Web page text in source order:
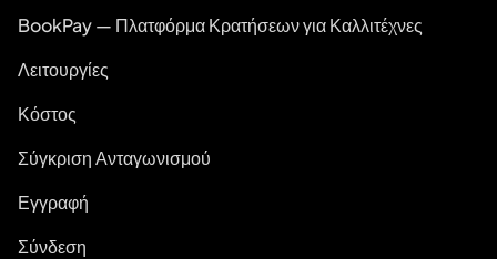
BookPay — Πλατφόρμα Κρατήσεων για Καλλιτέχνες
Λειτουργίες
Κόστος
Σύγκριση Ανταγωνισμού
Εγγραφή
Σύνδεση